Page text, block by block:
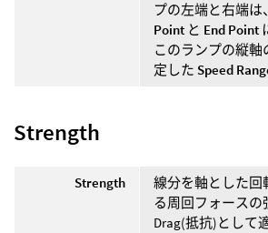
プの左端と右端は
Point と End Point
このランプの縦
定した Speed
Strength
Strength
線分を軸とした回
る周回フォースの
Drag(抵抗)として